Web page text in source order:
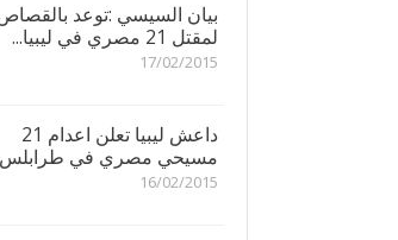
بيان السيسي :توعد
لمقتل 21 مصري في ليبيا...
17/02/2015
داعش ليبيا تعلن اعدام 21
مسيحي مصري في
16/02/2015